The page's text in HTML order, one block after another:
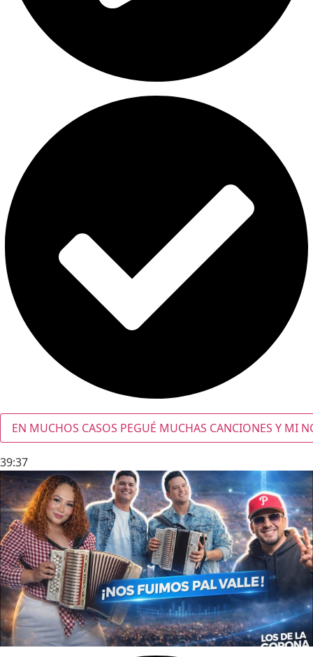
EN MUCHOS CASOS PEGUÉ MUCHAS CANCIONES Y MI
39:37